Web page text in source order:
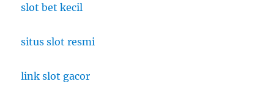
slot bet kecil
situs slot resmi
link slot gacor